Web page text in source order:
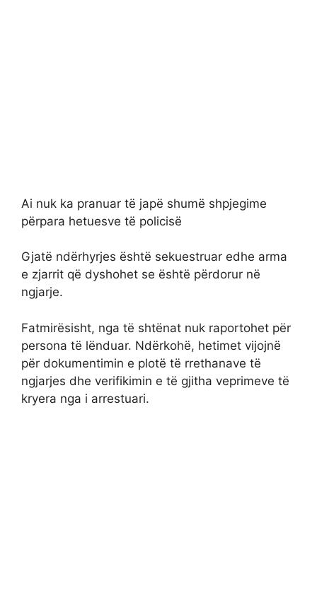
Ai nuk ka pranuar të japë shumë shpjegime
përpara hetuesve të policisë
Gjatë ndërhyrjes është sekuestruar edhe arma
e zjarrit që dyshohet se është përdorur në
ngjarje.
Fatmirësisht, nga të shtënat nuk raportohet për
persona të lënduar. Ndërkohë, hetimet vijojnë
për dokumentimin e plotë të rrethanave të
ngjarjes dhe verifikimin e të gjitha veprimeve të
kryera nga i arrestuari.